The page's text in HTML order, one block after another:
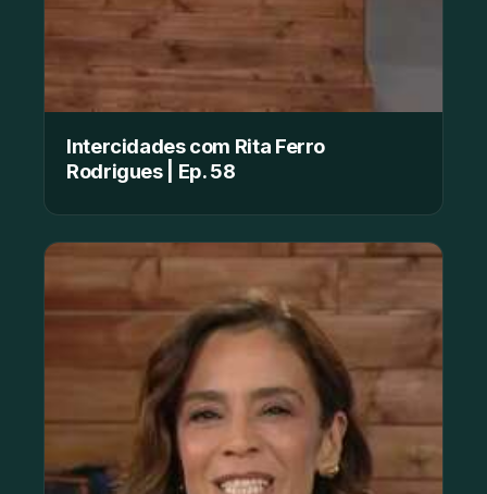
Intercidades com Rita Ferro
Rodrigues | Ep. 58